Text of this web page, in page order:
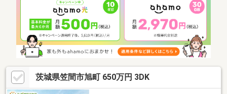
茨城県笠間市旭町 650万円 3DK